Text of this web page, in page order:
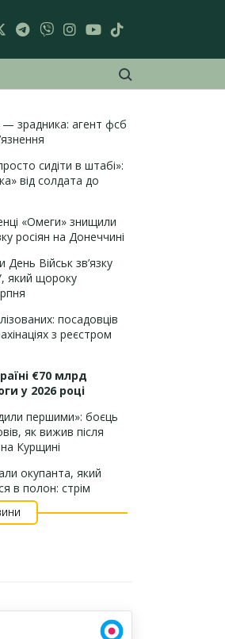
зрадника: агент фсб
сидіти в штабі»:
від солдата до
«Омеги» знищили
росіян на Донеччині
День Військ зв’язку
який щороку
посадовців
з реєстром
€70 млрд
у 2026 році
першими»: боєць
як вижив після
Курщині
окупанта, який
в полон: стрім